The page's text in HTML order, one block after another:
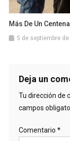
Más De Un
5 de septiembre de
Deja un
Tu dirección de
campos
Comentario *